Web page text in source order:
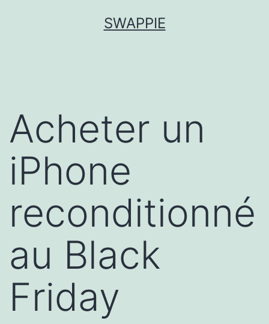
SWAPPIE
Acheter un
iPhone
reconditionné
au Black
Friday